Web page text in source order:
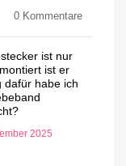
0 Kommentare
ist nur
ist er
dafür habe ich
2025